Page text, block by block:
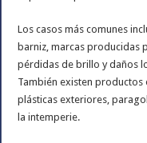
Los casos más comunes
barniz, marcas producidas
pérdidas de brillo y daños
También existen
plásticas exteriores,
la intemperie.